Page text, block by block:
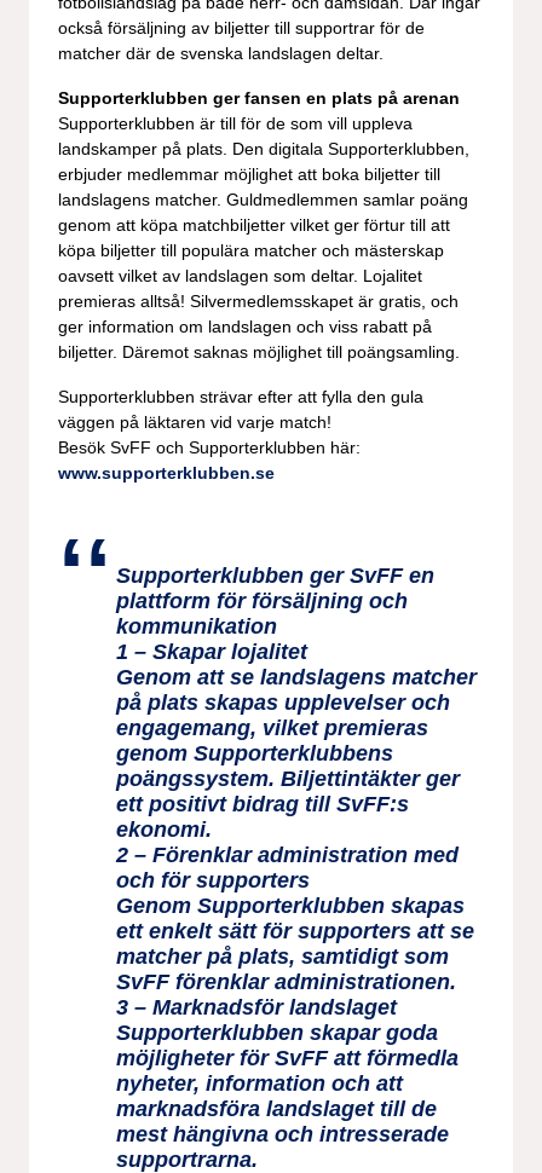
också försäljning av biljetter till supportrar för de
matcher där de svenska landslagen deltar.
Supporterklubben ger fansen en plats på arenan
Supporterklubben är till för de som vill uppleva
landskamper på plats. Den digitala Supporterklubben,
erbjuder medlemmar möjlighet att boka biljetter till
landslagens matcher. Guldmedlemmen samlar poäng
genom att köpa matchbiljetter vilket ger förtur till att
köpa biljetter till populära matcher och mästerskap
oavsett vilket av landslagen som deltar. Lojalitet
premieras alltså! Silvermedlemsskapet är gratis, och
ger information om landslagen och viss rabatt på
biljetter. Däremot saknas möjlighet till poängsamling.
Supporterklubben strävar efter att fylla den gula
väggen på läktaren vid varje match!
Besök SvFF och Supporterklubben här:
www.supporterklubben.se
Supporterklubben ger SvFF en
plattform för försäljning och
kommunikation
1 – Skapar lojalitet
Genom att se landslagens matcher
på plats skapas upplevelser och
engagemang, vilket premieras
genom Supporterklubbens
poängssystem. Biljettintäkter ger
ett positivt bidrag till SvFF:s
ekonomi.
2 – Förenklar administration med
och för supporters
Genom Supporterklubben skapas
ett enkelt sätt för supporters att se
matcher på plats, samtidigt som
SvFF förenklar administrationen.
3 – Marknadsför landslaget
Supporterklubben skapar goda
möjligheter för SvFF att förmedla
nyheter, information och att
marknadsföra landslaget till de
mest hängivna och intresserade
supportrarna.